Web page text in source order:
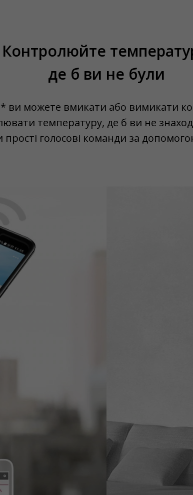
Контролюйте
де б ви не були
ви можете вмикати або вимикати
температуру, де б ви не
прості голосові команди за